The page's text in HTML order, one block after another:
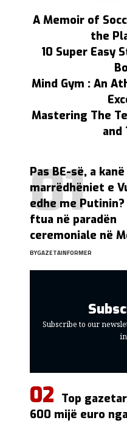
A Memoir of
the
10 Super Easy
Mind Gym : An
Mastering The
and
Pas BE-së, a
marrëdhëniet e
edhe me Putinin?
ftua në paradën
ceremoniale në
BYGAZETAINFORMER
Subscribe to our
Top
600 mijë euro